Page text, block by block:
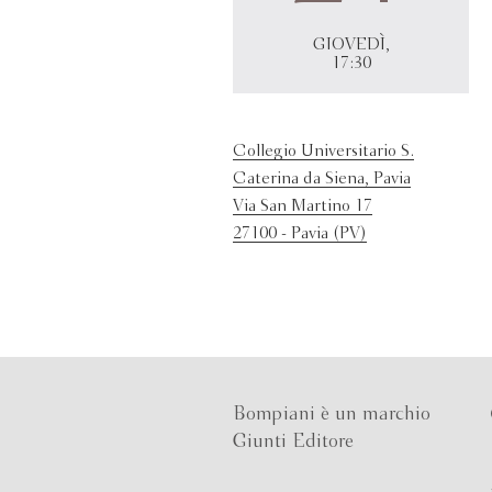
GIOVEDÌ,
17:30
Collegio Universitario S.
Caterina da Siena, Pavia
Via San Martino 17
27100 - Pavia (PV)
Bompiani è un marchio
Giunti Editore